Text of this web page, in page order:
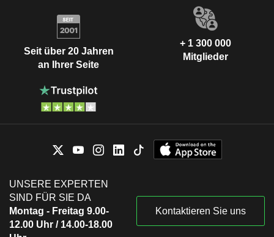
Seit über 20 Jahren
an Ihrer Seite
+ 1 300 000
Mitglieder
UNSERE EXPERTEN
SIND FÜR SIE DA
Montag - Freitag 9.00-
12.00 Uhr / 14.00-18.00
Kontaktieren Sie uns